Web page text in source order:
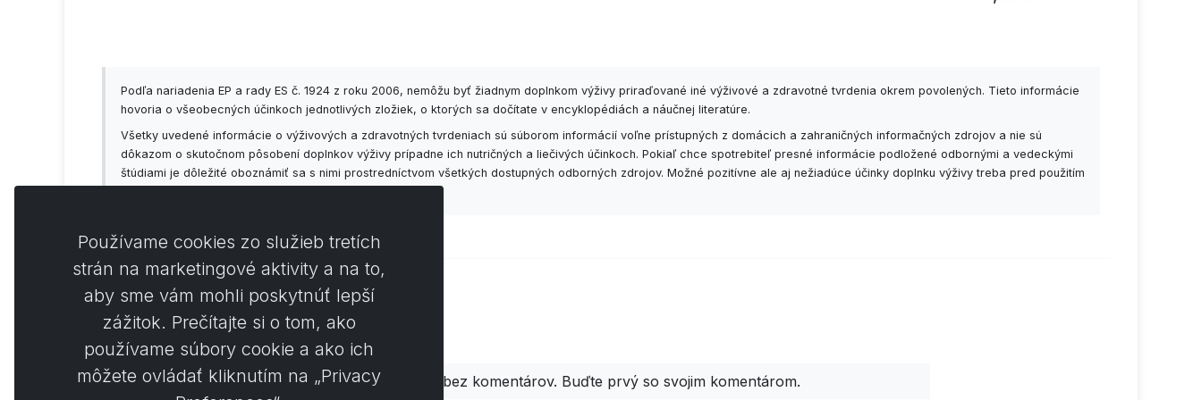
Podľa nariadenia EP a rady ES č. 1924 z roku 2006, nemôžu byť žiadnym doplnkom výživy priraďované iné výživové a zdravotné tvrdenia okrem povolených. Tieto informácie
hovoria o všeobecných účinkoch jednotlivých zložiek, o ktorých sa dočítate v encyklopédiách a náučnej literatúre.
Všetky uvedené informácie o výživových a zdravotných tvrdeniach sú súborom informácií voľne prístupných z domácich a zahraničných informačných zdrojov a nie sú
dôkazom o skutočnom pôsobení doplnkov výživy prípadne ich nutričných a liečivých účinkoch. Pokiaľ chce spotrebiteľ presné informácie podložené odbornými a vedeckými
štúdiami je dôležité oboznámiť sa s nimi prostredníctvom všetkých dostupných odborných zdrojov. Možné pozitívne ale aj nežiadúce účinky doplnku výživy treba pred použitím
0 Komentáre
Zatiaľ bez komentárov. Buďte prvý so svojim komentárom.
Používame cookies zo služieb tretích
strán na marketingové aktivity a na to,
aby sme vám mohli poskytnúť lepší
zážitok. Prečítajte si o tom, ako
používame súbory cookie a ako ich
môžete ovládať kliknutím na „Privacy